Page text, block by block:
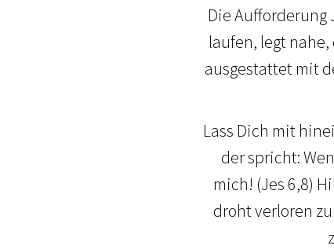
Die Aufforderung
laufen, legt
ausgestattet mit
Lass Dich mit
der spricht:
mich! (Jes 6,8)
droht verloren